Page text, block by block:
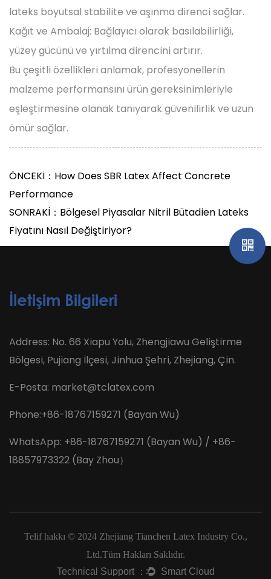
lateks boyutsal stabilite ve aşınma direnci sağlar.
Kağıt ve Ambalaj: Bağlayıcı olarak basılabilirliği,
yüzey gücünü ve yırtılma direncini artırır.
Bu çeşitli özellikleri anlamak, profesyonellerin
malzeme performansını ürün gereksinimleriyle
eşleştirmesine olanak tanıyarak güvenilirlik ve uzun
ömür sağlar.
ÖNCEKİ：How Does SBR Latex Affect Concrete
Performance
SONRAKİ：Bölgesel Piyasalar Nitril Bütadien Lateks
Fiyatını Nasıl Değiştiriyor?
İletişim Bilgileri
Address: No. 66 Xiapu Yolu, Zhengjiawu Geliştirme
Bölgesi, Pujiang İlçesi, Jinhua Şehri, Zhejiang, Çin.
E-Posta: market@tclatex.com
Phone:+86-18767159271 (Bayan Wu)
WhatsApp: +86-18767159271 (Bayan Wu) / +86-
18857973322 (Bay Zhou）
Telif hakkı © 2024 Zhejiang Tianchen Latex Industry Co.,
Ltd.Tüm Hakları Saklıdır.